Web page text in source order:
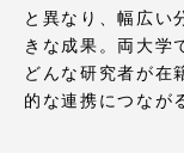
と異なり、幅広い
きな成果。両大学
どんな研究者が在
的な連携につなが